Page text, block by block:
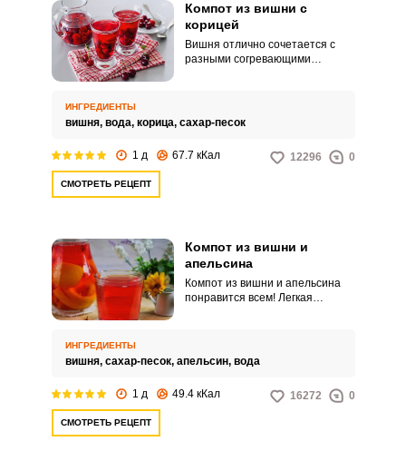
Компот из вишни с
корицей
Вишня отлично сочетается с
разными согревающими
вишни и придает ему
неповторимый аромат.
ИНГРЕДИЕНТЫ
вишня, вода, корица, сахар-песок
1 д 67.7 кКал 12296 0
СМОТРЕТЬ РЕЦЕПТ
Компот из вишни и
апельсина
Компот из вишни и апельсина
понравится всем! Легкая
апельсинового вкуса. Для
полноты картины цедру с
достаточно просто хорошо его
ИНГРЕДИЕНТЫ
вишня, сахар-песок, апельсин, вода
1 д 49.4 кКал 16272 0
СМОТРЕТЬ РЕЦЕПТ